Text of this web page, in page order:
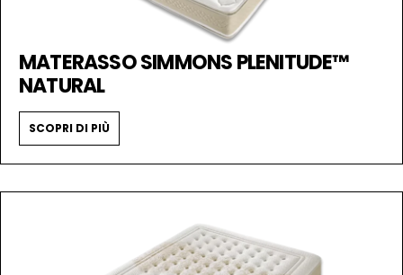
MATERASSO SIMMONS PLENITUDE™
NATURAL
SCOPRI DI PIÙ